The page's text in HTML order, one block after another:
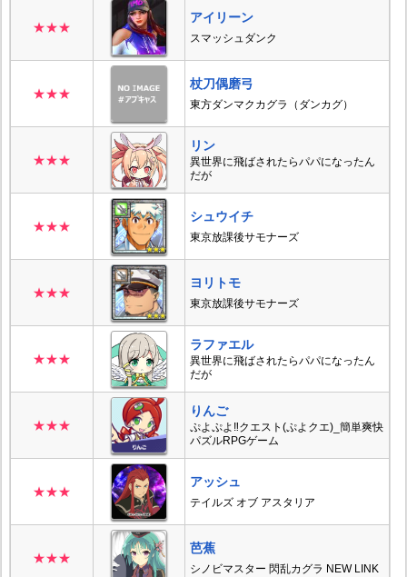
★★★
アイリーン
スマッシュダンク
★★★
杖刀偶磨弓
東方ダンマクカグラ（ダンカグ）
★★★
リン
異世界に飛ばされたらパパになったん
だが
★★★
シュウイチ
東京放課後サモナーズ
★★★
ヨリトモ
東京放課後サモナーズ
★★★
ラファエル
異世界に飛ばされたらパパになったん
だが
★★★
りんご
ぷよぷよ‼クエスト(ぷよクエ)_簡単爽快
パズルRPGゲーム
★★★
アッシュ
テイルズ オブ アスタリア
★★★
芭蕉
シノビマスター 閃乱カグラ NEW LINK